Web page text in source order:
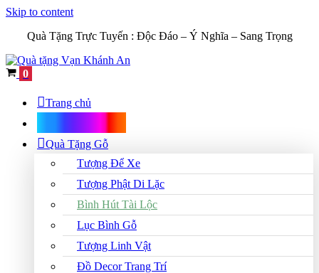
Skip to content
Quà Tặng Trực Tuyến : Độc Đáo – Ý Nghĩa – Sang Trọng
Cart
0
Trang chủ
Quà Tặng Gỗ
Tượng Để Xe
Tượng Phật Di Lặc
Bình Hút Tài Lộc
Lục Bình Gỗ
Tượng Linh Vật
Đồ Decor Trang Trí